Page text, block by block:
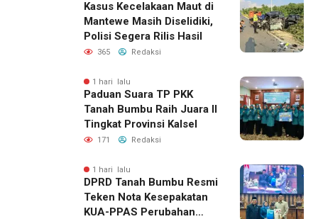
Kasus Kecelakaan Maut di
Mantewe Masih Diselidiki,
Polisi Segera Rilis Hasil
365 Redaksi
1 hari lalu
Paduan Suara TP PKK
Tanah Bumbu Raih Juara II
Tingkat Provinsi Kalsel
171 Redaksi
1 hari lalu
DPRD Tanah Bumbu Resmi
Teken Nota Kesepakatan
KUA-PPAS Perubahan